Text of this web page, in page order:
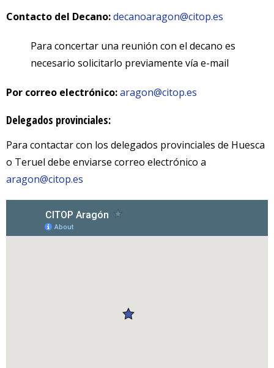
Contacto del Decano:decanoaragon@citop.es
Para concertar una reunión con el decano es
necesario solicitarlo previamente vía e-mail
Por correo electrónico:aragon@citop.es
Delegados provinciales:
Para contactar con los delegados provinciales de Huesca
o Teruel debe enviarse correo electrónico a
aragon@citop.es